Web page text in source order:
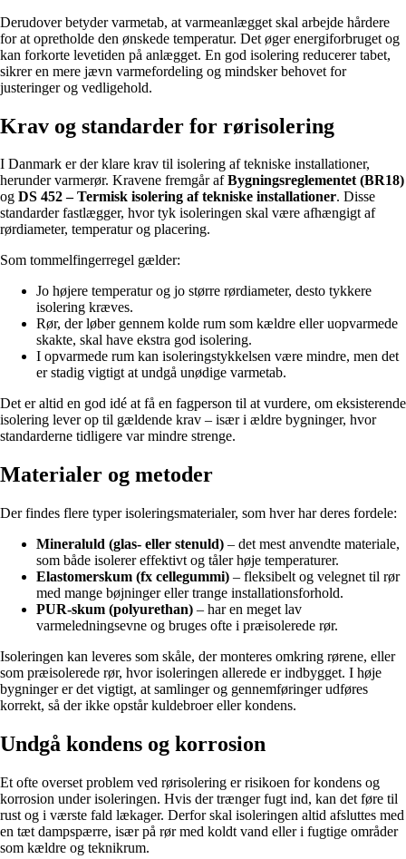
Derudover betyder varmetab, at varmeanlægget skal arbejde hårdere
for at opretholde den ønskede temperatur. Det øger energiforbruget og
kan forkorte levetiden på anlægget. En god isolering reducerer tabet,
sikrer en mere jævn varmefordeling og mindsker behovet for
justeringer og vedligehold.
Krav og standarder for rørisolering
I Danmark er der klare krav til isolering af tekniske installationer,
herunder varmerør. Kravene fremgår afBygningsreglementet (BR18)
og DS 452 – Termisk isolering af tekniske installationer. Disse
standarder fastlægger, hvor tyk isoleringen skal være afhængigt af
rørdiameter, temperatur og placering.
Som tommelfingerregel gælder:
Jo højere temperatur og jo større rørdiameter, desto tykkere
isolering kræves.
Rør, der løber gennem kolde rum som kældre eller uopvarmede
skakte, skal have ekstra god isolering.
I opvarmede rum kan isoleringstykkelsen være mindre, men det
er stadig vigtigt at undgå unødige varmetab.
Det er altid en god idé at få en fagperson til at vurdere, om eksisterende
isolering lever op til gældende krav – især i ældre bygninger, hvor
standarderne tidligere var mindre strenge.
Materialer og metoder
Der findes flere typer isoleringsmaterialer, som hver har deres fordele:
Mineraluld (glas- eller stenuld) – det mest anvendte materiale,
som både isolerer effektivt og tåler høje temperaturer.
Elastomerskum (fx cellegummi) – fleksibelt og velegnet til rør
med mange bøjninger eller trange installationsforhold.
PUR-skum (polyurethan) – har en meget lav
varmeledningsevne og bruges ofte i præisolerede rør.
Isoleringen kan leveres som skåle, der monteres omkring rørene, eller
som præisolerede rør, hvor isoleringen allerede er indbygget. I høje
bygninger er det vigtigt, at samlinger og gennemføringer udføres
korrekt, så der ikke opstår kuldebroer eller kondens.
Undgå kondens og korrosion
Et ofte overset problem ved rørisolering er risikoen for kondens og
korrosion under isoleringen. Hvis der trænger fugt ind, kan det føre til
rust og i værste fald lækager. Derfor skal isoleringen altid afsluttes med
en tæt dampspærre, især på rør med koldt vand eller i fugtige områder
som kældre og teknikrum.